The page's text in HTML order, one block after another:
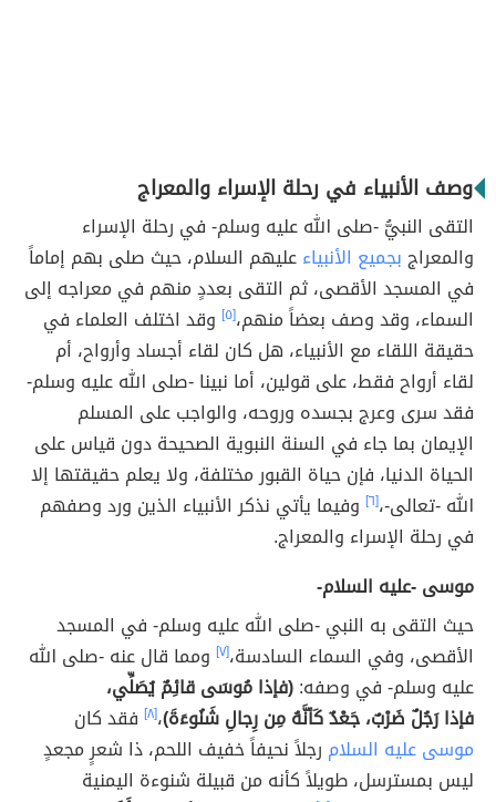
وصف الأنبياء في رحلة الإسراء والمعراج
التقى النبيُّ -صلى الله عليه وسلم- في رحلة الإسراء
والمعراجبجميع الأنبياءعليهم السلام، حيث صلى بهم إماماً
في المسجد الأقصى، ثم التقى بعددٍ منهم في معراجه إلى
السماء، وقد وصف بعضاً منهم،[٥]
وقد اختلف العلماء في
حقيقة اللقاء مع الأنبياء، هل كان لقاء أجساد وأرواح، أم
لقاء أرواح فقط، على قولين، أما نبينا -صلى الله عليه وسلم-
فقد سرى وعرج بجسده وروحه، والواجب على المسلم
الإيمان بما جاء في السنة النبوية الصحيحة دون قياس على
الحياة الدنيا، فإن حياة القبور مختلفة، ولا يعلم حقيقتها إلا
الله -تعالى-،[٦]
وفيما يأتي نذكر الأنبياء الذين ورد وصفهم
في رحلة الإسراء والمعراج.
موسى -عليه السلام-
حيث التقى به النبي -صلى الله عليه وسلم- في المسجد
الأقصى، وفي السماء السادسة،[٧]
ومما قال عنه -صلى الله
عليه وسلم- في وصفه:(فإذا مُوسَى قائِمٌ يُصَلِّي،
فإذا رَجُلٌ ضَرْبٌ، جَعْدٌ كَأنَّهُ مِن رِجالِ شَنُوءَةَ)،[٨]
فقد كان
موسى عليه السلام رجلاً نحيفاً خفيف اللحم، ذا شعرٍ مجعدٍ
ليس بمسترسل، طويلاً كأنه من قبيلة شنوءة اليمنية